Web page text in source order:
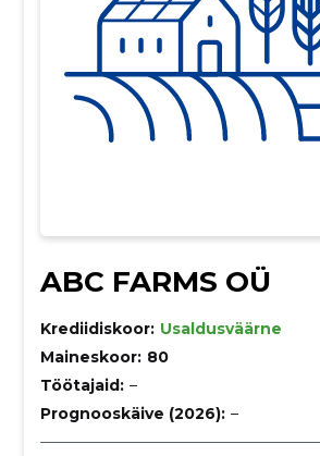
ABC FARMS OÜ
Krediidiskoor: Usaldusväärne
Maineskoor: 80
Töötajaid: –
Prognooskäive (2026): –